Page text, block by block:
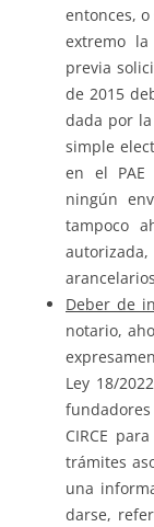
entonces,
extremo
previa
de 2015
dada por
simple
en el
ningún
tampoco
Deber de
notario,
Ley 18/
CIRCE
trámites
una
darse,